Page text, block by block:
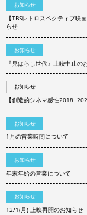
お知らせ
【TBSレトロスペクティブ
らせ
お知らせ
『見はらし世代』上映中止の
お知らせ
【創造的シネマ感性
お知らせ
1月の営業時間について
お知らせ
年末年始の営業について
お知らせ
12/1(月) 上映再開のお知らせ